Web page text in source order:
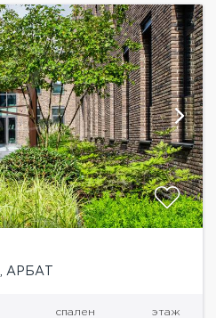
АРБАТ
спален этаж